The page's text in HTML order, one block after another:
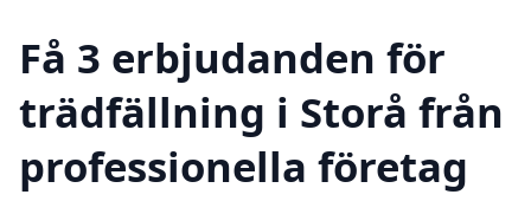
Få 3 erbjudanden för
trädfällning i Storå från
professionella företag